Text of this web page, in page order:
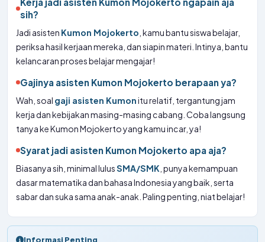
sih?
Jadi asisten Kumon Mojokerto , kamu bantu siswa belajar,
periksa hasil kerjaan mereka, dan siapin materi. Intinya, bantu
kelancaran proses belajar mengajar!
Gajinya asisten Kumon Mojokerto berapaan ya?
Wah, soal gaji asisten Kumonitu relatif, tergantung jam
kerja dan kebijakan masing-masing cabang. Coba langsung
tanya ke Kumon Mojokerto yang kamu incar, ya!
Syarat jadi asisten Kumon Mojokerto apa aja?
Biasanya sih, minimal lulusSMA/SMK , punya kemampuan
dasar matematika dan bahasa Indonesia yang baik, serta
sabar dan suka sama anak-anak. Paling penting, niat belajar!
Informasi Penting